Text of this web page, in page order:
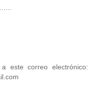
este correo electrónico: